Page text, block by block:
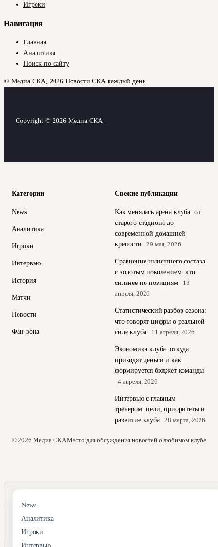
Игроки
Навигация
Главная
Аналитика
Поиск по сайту
© Медиа СКА, 2026 Новости СКА каждый день
Copyright © 2026 Медиа СКА
Категории
News
Аналитика
Игроки
Интервью
История
Матчи
Новости
Фан-зона
Свежие публикации
Как менялась арена клуба: от
старого стадиона до
современной домашней
крепости
29 мая, 2026
Сравнение нынешнего состава
с золотым поколением: кто
сильнее по позициям
18
апреля, 2026
Статистический разбор сезона:
что говорят цифры о реальной
силе клуба
11 апреля, 2026
Экономика клуба: откуда
приходят деньги и как
формируется бюджет команды
4 апреля, 2026
Интервью с главным
тренером: цели, приоритеты и
развитие клуба
28 марта, 2026
© 2026 Медиа СКАМесто для обсуждения новостей о любимом клубе
News
Аналитика
Игроки
Интервью